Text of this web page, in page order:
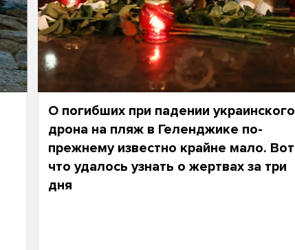
О погибших при падении украинского
дрона на пляж в Геленджике по-
прежнему известно крайне мало. Вот
что удалось узнать о жертвах за три
дня